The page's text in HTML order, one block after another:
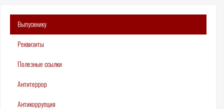
Выпускнику
Реквизиты
Полезные ссылки
Антитеррор
Антикоррупция